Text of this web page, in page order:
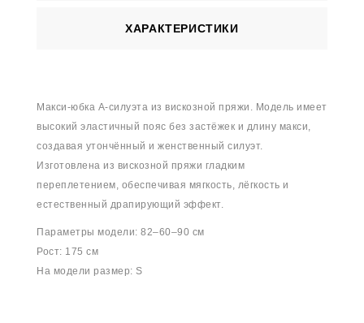
ХАРАКТЕРИСТИКИ
Макси-юбка А-силуэта из вискозной пряжи. Модель имеет
высокий эластичный пояс без застёжек и длину макси,
создавая утончённый и женственный силуэт.
Изготовлена из вискозной пряжи гладким
переплетением, обеспечивая мягкость, лёгкость и
естественный драпирующий эффект.
Параметры модели: 82–60–90 см
Рост: 175 см
На модели размер: S